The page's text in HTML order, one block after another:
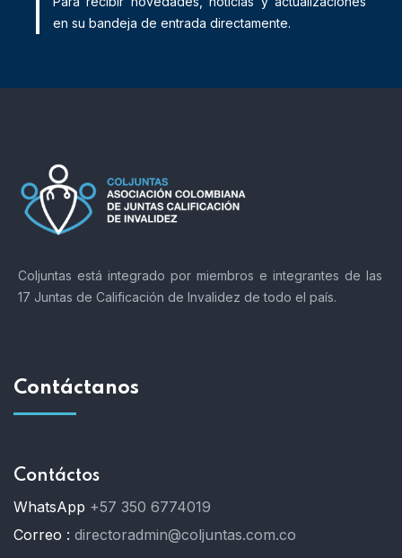
en su bandeja de entrada directamente.
Coljuntas está integrado por miembros e integrantes de las
17 Juntas de Calificación de Invalidez de todo el país.
Contáctanos
Contáctos
WhatsApp +57 350 6774019
Correo : directoradmin@coljuntas.com.co